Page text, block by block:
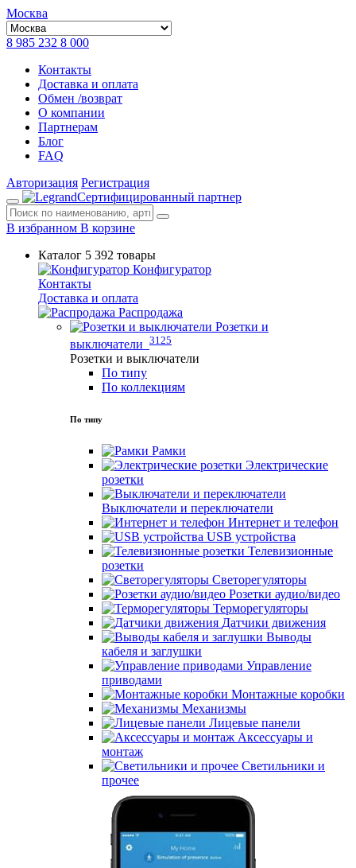
Москва
8 985 232 8 000
Контакты
Доставка и оплата
Обмен /возврат
О компании
Партнерам
Блог
FAQ
Авторизация Регистрация
Сертифицированный партнер
В избранном В корзине
Каталог 5 392 товары
Конфигуратор
Контакты
Доставка и оплата
Распродажа
Розетки и
выключатели 3125
Розетки и выключатели
По типу
По коллекциям
По типу
Рамки
Электрические
розетки
Выключатели и переключатели
Интернет и телефон
USB устройства
Телевизионные
розетки
Светорегуляторы
Розетки аудио/видео
Терморегуляторы
Датчики движения
Выводы
кабеля и заглушки
Управление
приводами
Монтажные коробки
Механизмы
Лицевые панели
Аксессуары и
монтаж
Светильники и
прочее